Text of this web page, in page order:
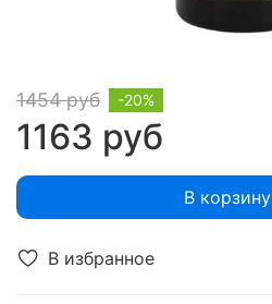
В избранное
1454 руб
1163 руб
-20%
В корзину